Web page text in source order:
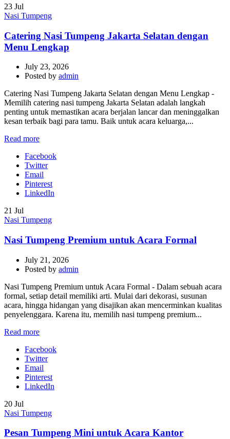
23 Jul
Nasi Tumpeng
Catering Nasi Tumpeng Jakarta Selatan dengan
Menu Lengkap
July 23, 2026
Posted by admin
Catering Nasi Tumpeng Jakarta Selatan dengan Menu Lengkap -
Memilih catering nasi tumpeng Jakarta Selatan adalah langkah
penting untuk memastikan acara berjalan lancar dan meninggalkan
kesan terbaik bagi para tamu. Baik untuk acara keluarga,...
Read more
Facebook
Twitter
Email
Pinterest
LinkedIn
21 Jul
Nasi Tumpeng
Nasi Tumpeng Premium untuk Acara Formal
July 21, 2026
Posted by admin
Nasi Tumpeng Premium untuk Acara Formal - Dalam sebuah acara
formal, setiap detail memiliki arti. Mulai dari dekorasi, susunan
acara, hingga hidangan yang disajikan akan mencerminkan kualitas
penyelenggara. Karena itu, memilih nasi tumpeng premium...
Read more
Facebook
Twitter
Email
Pinterest
LinkedIn
20 Jul
Nasi Tumpeng
Pesan Tumpeng Mini untuk Acara Kantor